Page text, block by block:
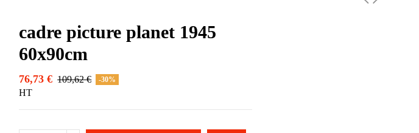
cadre picture planet 1945
60x90cm
76,73 € 109,62 € -30%
HT